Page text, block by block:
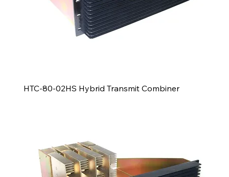
HTC-80-02HS Hybrid Transmit Combiner